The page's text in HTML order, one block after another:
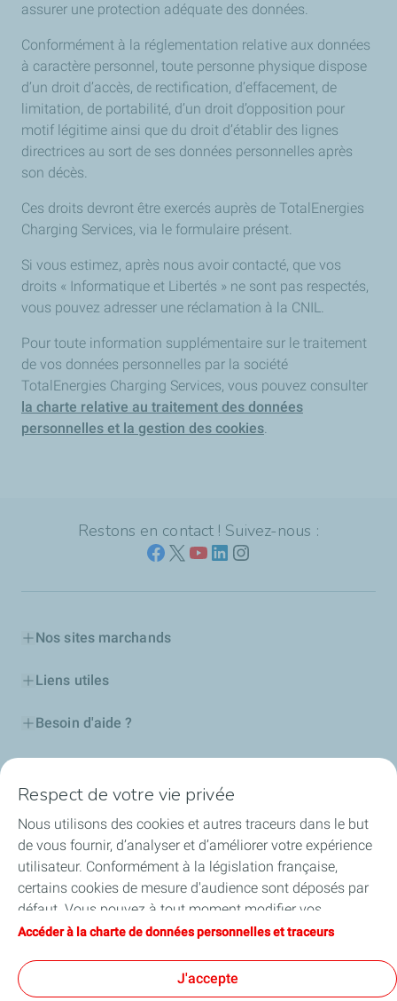
assurer une protection adéquate des données.
Conformément à la réglementation relative aux données
à caractère personnel, toute personne physique dispose
d’un droit d’accès, de rectification, d’effacement, de
limitation, de portabilité, d’un droit d’opposition pour
motif légitime ainsi que du droit d’établir des lignes
directrices au sort de ses données personnelles après
son décès.
Ces droits devront être exercés auprès de TotalEnergies
Charging Services, via le formulaire présent.
Si vous estimez, après nous avoir contacté, que vos
droits « Informatique et Libertés » ne sont pas respectés,
vous pouvez adresser une réclamation à la CNIL.
Pour toute information supplémentaire sur le traitement
de vos données personnelles par la société
TotalEnergies Charging Services, vous pouvez consulter
la charte relative au traitement des données
personnelles et la gestion des cookies.
Restons en contact ! Suivez-nous :
Nos sites marchands
Liens utiles
Besoin d'aide ?
Certificats d'économies d'énergie
Nos partenaires
Collaborer avec TotalEnergies
Accessibilité
Respect de votre vie privée
Nous utilisons des cookies et autres traceurs dans le but
de vous fournir, d’analyser et d’améliorer votre expérience
utilisateur. Conformément à la législation française,
certains cookies de mesure d'audience sont déposés par
défaut. Vous pouvez à tout moment modifier vos
paramètres de cookies en cliquant sur le bouton « Gérer
vous acceptez le dépôt de l’ensemble des cookies. Dans le
cas où vous cliquez sur « Je refuse », seuls les cookies
Accéder à la charte de données personnelles et traceurs
J'accepte